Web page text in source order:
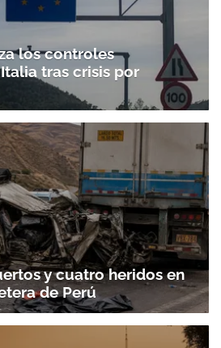
los controles
tras crisis por
y cuatro heridos en
de Perú